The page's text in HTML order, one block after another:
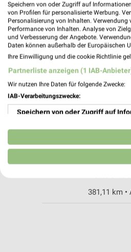
Fressnapf
Kohlhäuser
36043 Fulda
Heute
339,32 km
Main-
381,11 km
Speichern von oder Zugriff auf
von Profilen für personalisierte Werbung.
Personalisierung von Inhalten.
Performance von Inhalten. Analyse von
und Verbesserung der Angebote.
Daten können außerhalb der Europäischen
Ihre Einwilligung und die cookie Richtlinie
Partnerliste anzeigen (1 IAB-
Wir nutzen Ihre Daten für folgende Zwecke:
IAB-Verarbeitungszwecke:
Speichern von oder Zugriff auf
Verwendung reduzierter Daten zur
Erstellung von Profilen für
Erstellung von Profilen zur